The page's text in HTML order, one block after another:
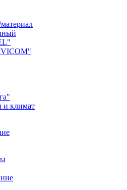
и климат